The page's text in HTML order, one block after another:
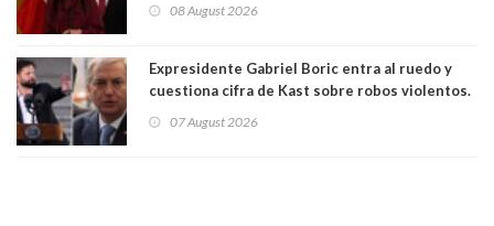
"Constituye un camino equivocado"
08 August 2026
Expresidente Gabriel Boric entra al ruedo y
cuestiona cifra de Kast sobre robos violentos.
07 August 2026